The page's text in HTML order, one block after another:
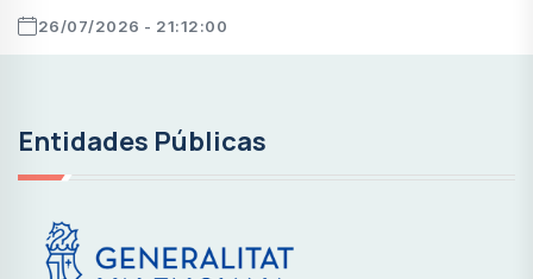
26/07/2026 - 21:12:00
Entidades Públicas